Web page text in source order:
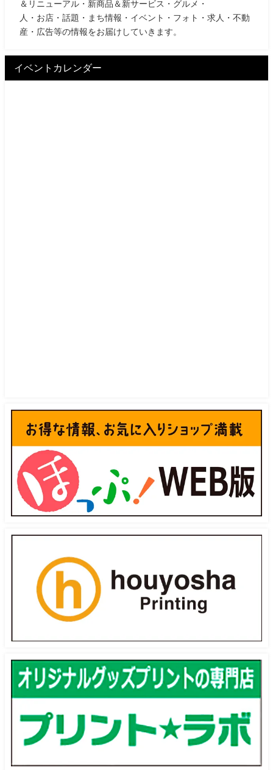
＆リニューアル・新商品＆新サービス・グルメ・
人・お店・話題・まち情報・イベント・フォト・求人・不動
産・広告等の情報をお届けしていきます。
イベントカレンダー